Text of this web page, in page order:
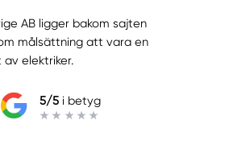
AB ligger bakom sajten
målsättning att vara en
elektriker.
5/5i betyg